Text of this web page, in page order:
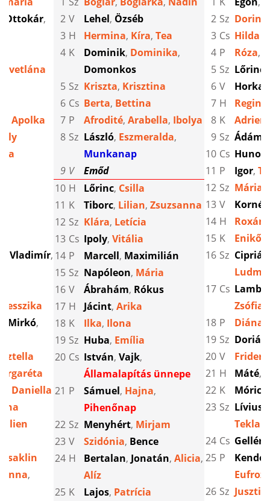
Ottokár,
Apolka
Vladimír,
Mirkó,
Daniella
Lilien
Zsaklin
Anna,
2 V Lehel, Özséb
3 H Hermina, Kíra, Tea
4 K Dominik, Dominika,
Domonkos
5 Sz Kriszta, Krisztina
6 Cs Berta, Bettina
7 P Afrodité, Arabella, Ibolya
8 Sz László, Eszmeralda,
Munkanap
9 V
Emőd
10 H Lőrinc, Csilla
11 K Tiborc, Lilian, Zsuzsanna
12 Sz Klára, Letícia
13 Cs Ipoly, Vitália
14 P Marcell, Maximilián
15 Sz Napóleon, Mária
16 V Ábrahám, Rókus
17 H Jácint, Arika
18 K Ilka, Ilona
19 Sz Huba, Emília
20 Cs István, Vajk,
Államalapítás ünnepe
21 P Sámuel, Hajna,
Pihenőnap
22 Sz Menyhért, Mirjam
23 V Szidónia, Bence
24 H Bertalan, Jonatán, Alicia,
Alíz
25 K Lajos, Patrícia
2 Sz Dorina
3 Cs Hilda
4 P Róza,
5 Sz Lőrinc
6 V Horka
7 H
Regina
8 K
9 Sz Ádám
10 Cs Hunor
11 P Igor,
12 Sz Mária
13 V Kornél
14 H
15 K Enikő
16 Sz Ciprián
17 Cs
Zsófia
18 P Diána
19 Sz Dorián
20 V
21 H Máté,
22 K
Móric
23 Sz Líviusz
Tekla
24 Cs Gellért
25 P Kende
26 Sz